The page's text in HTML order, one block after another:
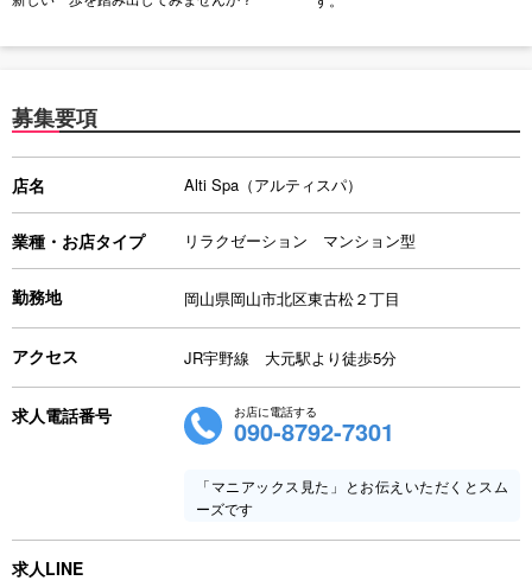
募集要項
店名 Alti Spa（アルティスパ）
業種・お店タイプ リラクゼーション マンション型
勤務地 岡山県岡山市北区東古松２丁目
アクセス JR宇野線 大元駅より徒歩5分
求人電話番号 お店に電話する
090-8792-7301
「マニアックス見た」とお伝えいただくとスム
ーズです
求人LINE